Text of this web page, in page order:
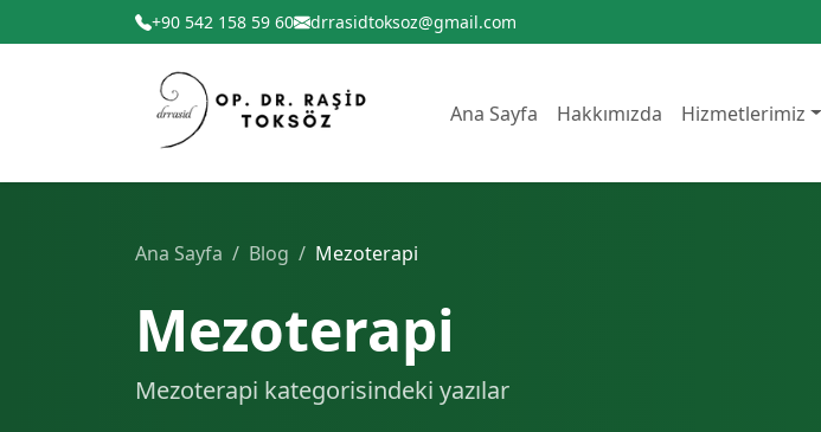
+90 542 158 59 60 drrasidtoksoz@gmail.com
Ana Sayfa Hakkımızda Hizmetlerimiz
Ana Sayfa Blog Mezoterapi
Mezoterapi
Mezoterapi kategorisindeki yazılar